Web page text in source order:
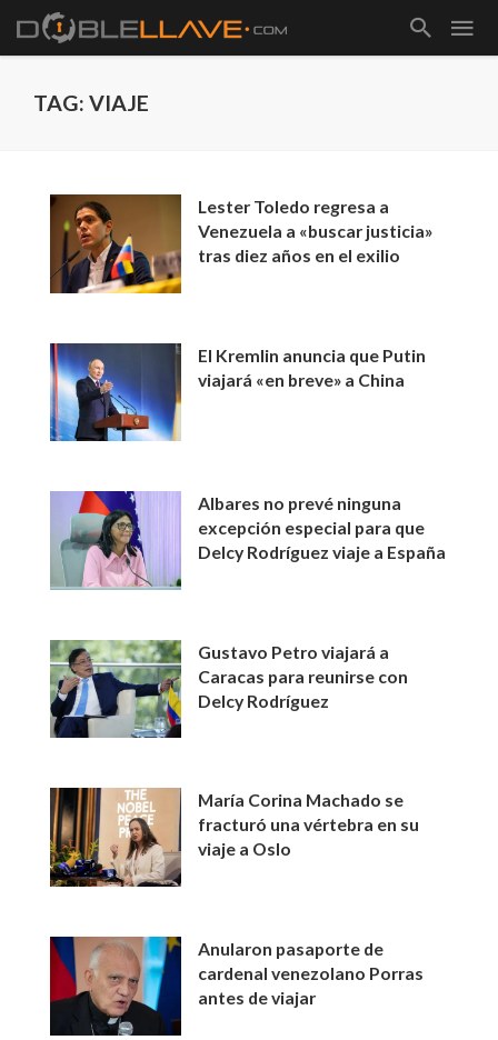
TAG: VIAJE
Lester Toledo regresa a
Venezuela a «buscar justicia»
tras diez años en el exilio
El Kremlin anuncia que Putin
viajará «en breve» a China
Albares no prevé ninguna
excepción especial para que
Delcy Rodríguez viaje a España
Gustavo Petro viajará a
Caracas para reunirse con
Delcy Rodríguez
María Corina Machado se
fracturó una vértebra en su
viaje a Oslo
Anularon pasaporte de
cardenal venezolano Porras
antes de viajar